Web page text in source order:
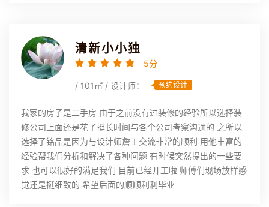
清新小小独
5分
/ 101㎡ / 设计师： 预约设计
我家的房子是二手房 由于之前没有过装修的经验所以选择装
修公司上面还是花了挺长时间与各个公司考察沟通的 之所以
选择了铭品是因为与设计师詹工交流非常的顺利 用他丰富的
经验帮我们分析和解决了各种问题 有时候突然提出的一些要
求 也可以很好的满足我们 目前已经开工啦 师傅们现场放样感
觉还是挺细致的 希望后面的顺顺利利毕业